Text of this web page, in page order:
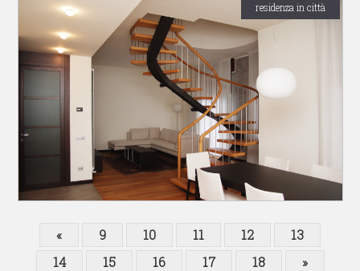
residenza in città
« 9 10 11 12
13
14
15 16 17 18 »